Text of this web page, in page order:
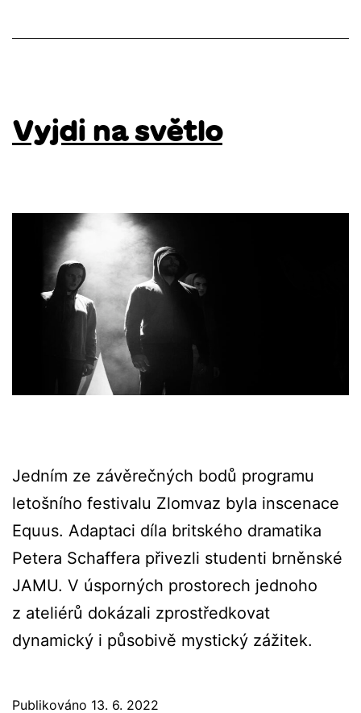
Vyjdi na světlo
Jedním ze závěrečných bodů programu
letošního festivalu Zlomvaz byla inscenace
Equus. Adaptaci díla britského dramatika
Petera Schaffera přivezli studenti brněnské
JAMU. V úsporných prostorech jednoho
z ateliérů dokázali zprostředkovat
dynamický i působivě mystický zážitek.
Publikováno 13. 6. 2022